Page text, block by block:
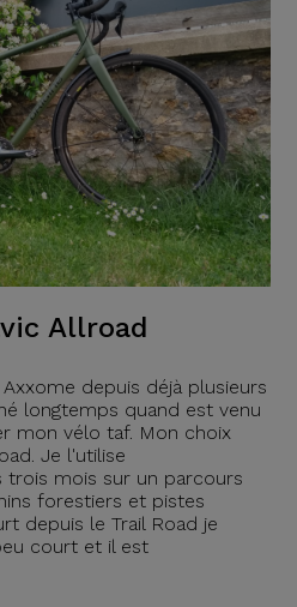
Allroad
depuis déjà plusieurs
longtemps quand est venu
mon vélo taf. Mon choix
Je l'utilise
mois sur un parcours
forestiers et pistes
depuis le Trail Road je
court et il est